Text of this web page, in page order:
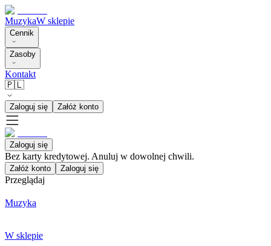
MuzykaW sklepie
Cennik
Zasoby
Kontakt
🇵🇱
Zaloguj się Załóż konto
Zaloguj się
Bez karty kredytowej. Anuluj w dowolnej chwili.
Załóż konto Zaloguj się
Przeglądaj
Muzyka
W sklepie